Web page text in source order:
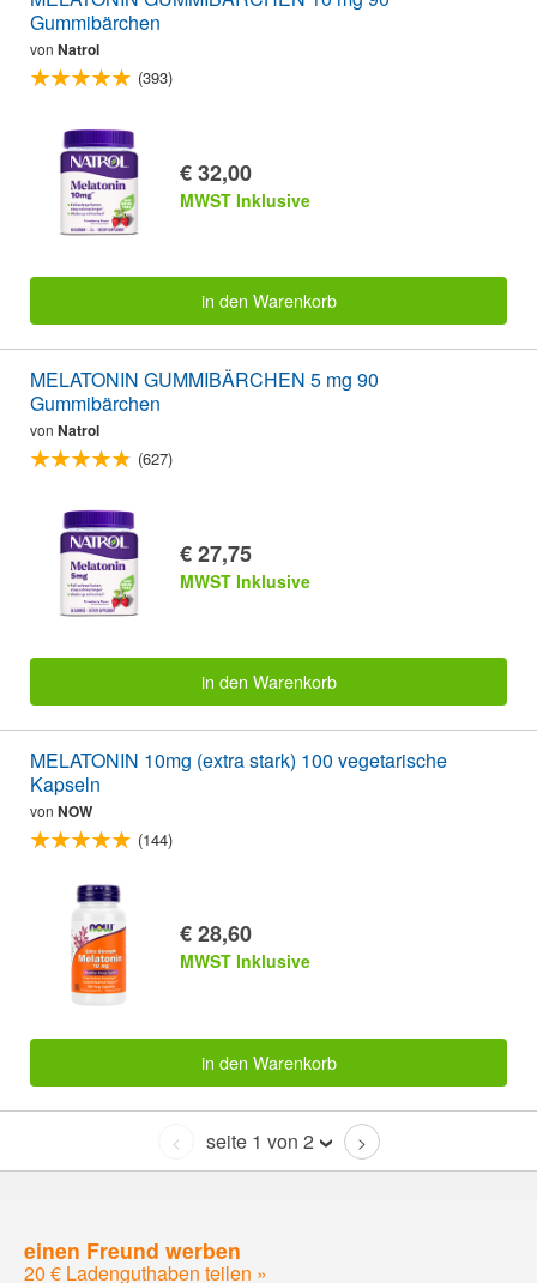
Gummibärchen
von Natrol
(393)
€ 32,00
MWST Inklusive
in den Warenkorb
MELATONIN GUMMIBÄRCHEN 5 mg 90
Gummibärchen
von Natrol
(627)
€ 27,75
MWST Inklusive
in den Warenkorb
MELATONIN 10mg (extra stark) 100 vegetarische
Kapseln
von NOW
(144)
€ 28,60
MWST Inklusive
in den Warenkorb
< seite 1 von 2 >
einen Freund werben
20 € Ladenguthaben teilen »